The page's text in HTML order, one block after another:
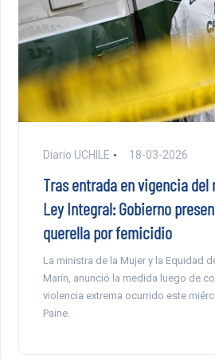
Diario UCHILE 18-03-2026
Tras entrada en vigencia del
Ley Integral: Gobierno
querella por femicidio
La ministra de la Mujer y la Equidad
Marín, anunció la medida luego de
violencia extrema ocurrido este
Paine.